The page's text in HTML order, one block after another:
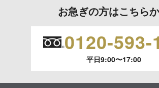
利用目的の通知、開示、内容の訂正、追加また
います。）に応じます。
開示等のご請求は、下記お問い合わせ先窓口へ
す。
お急ぎの方はこちら
0120-593-
平日9:00〜17:00